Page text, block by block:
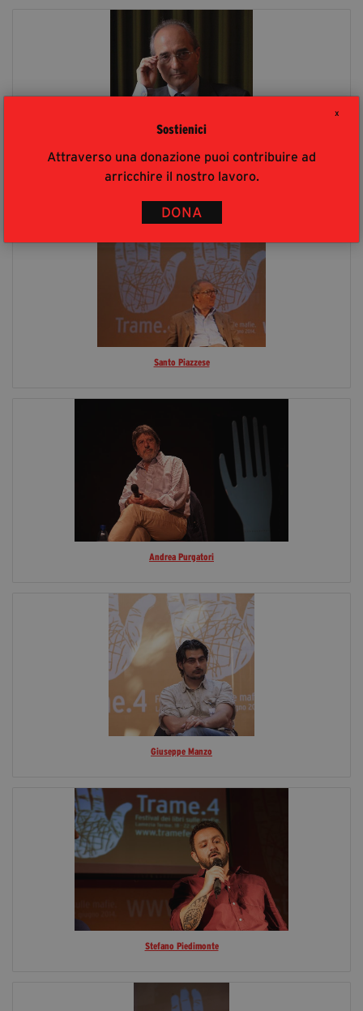
X
Sostienici
Attraverso una donazione puoi contribuire ad
arricchire il nostro lavoro.
DONA
Vincenzo Macrì
Santo Piazzese
Andrea Purgatori
Giuseppe Manzo
Stefano Piedimonte